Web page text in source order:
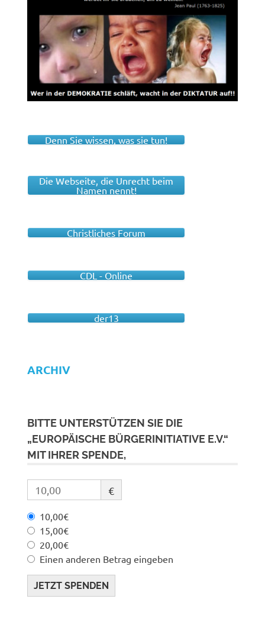
Denn Sie wissen, was sie tun!
Die Webseite, die Unrecht beim
Namen nennt!
Christliches Forum
CDL - Online
der13
ARCHIV
BITTE UNTERSTÜTZEN SIE DIE
„EUROPÄISCHE BÜRGERINITIATIVE E.V.“
MIT IHRER SPENDE,
€
10,00€
15,00€
20,00€
Einen anderen Betrag eingeben
JETZT SPENDEN